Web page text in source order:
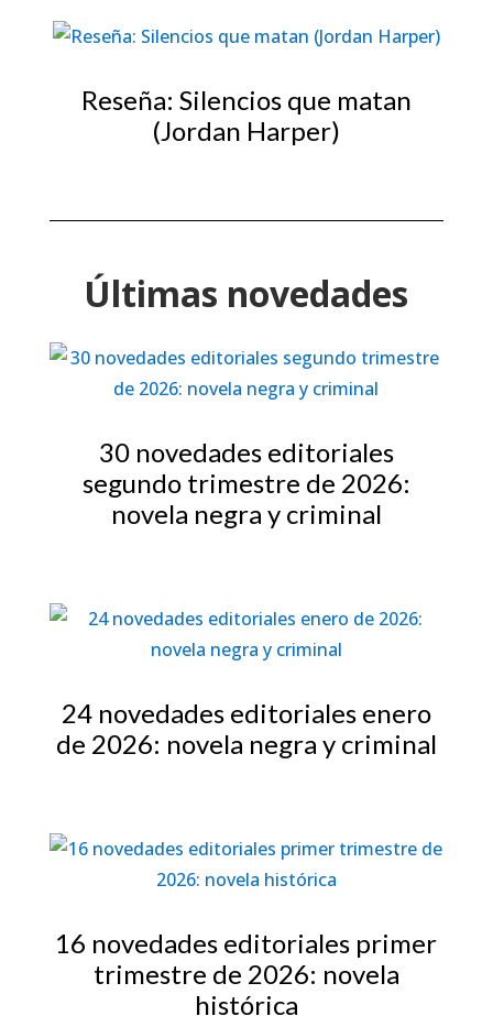
Reseña: Silencios que matan
(Jordan Harper)
Últimas novedades
30 novedades editoriales
segundo trimestre de 2026:
novela negra y criminal
24 novedades editoriales enero
de 2026: novela negra y criminal
16 novedades editoriales primer
trimestre de 2026: novela
histórica